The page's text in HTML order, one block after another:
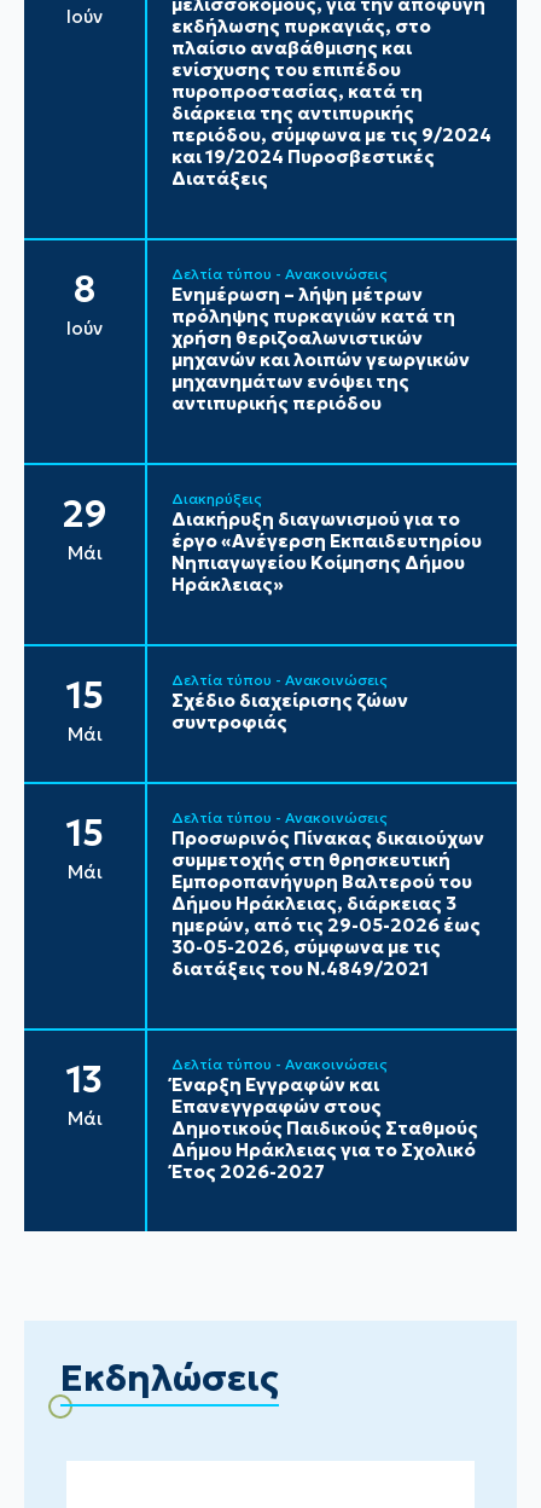
Ιούν
μελισσοκόμους, για την αποφυγή
εκδήλωσης πυρκαγιάς, στο
πλαίσιο αναβάθμισης και
ενίσχυσης του επιπέδου
πυροπροστασίας, κατά τη
διάρκεια της αντιπυρικής
περιόδου, σύμφωνα με τις 9/2024
και 19/2024 Πυροσβεστικές
Διατάξεις
8
Ιούν
Δελτία τύπου - Ανακοινώσεις
Ενημέρωση – λήψη μέτρων
πρόληψης πυρκαγιών κατά τη
χρήση θεριζοαλωνιστικών
μηχανών και λοιπών γεωργικών
μηχανημάτων ενόψει της
αντιπυρικής περιόδου
29
Μάι
Διακηρύξεις
Διακήρυξη διαγωνισμού για το
έργο «Ανέγερση Εκπαιδευτηρίου
Νηπιαγωγείου Κοίμησης Δήμου
Ηράκλειας»
15
Μάι
Δελτία τύπου - Ανακοινώσεις
Σχέδιο διαχείρισης ζώων
συντροφιάς
15
Μάι
Δελτία τύπου - Ανακοινώσεις
Προσωρινός Πίνακας δικαιούχων
συμμετοχής στη θρησκευτική
Εμποροπανήγυρη Βαλτερού του
Δήμου Ηράκλειας, διάρκειας 3
ημερών, από τις 29-05-2026 έως
30-05-2026, σύμφωνα με τις
διατάξεις του Ν.4849/2021
13
Μάι
Δελτία τύπου - Ανακοινώσεις
Έναρξη Εγγραφών και
Επανεγγραφών στους
Δημοτικούς Παιδικούς Σταθμούς
Δήμου Ηράκλειας για το Σχολικό
Έτος 2026-2027
Εκδηλώσεις